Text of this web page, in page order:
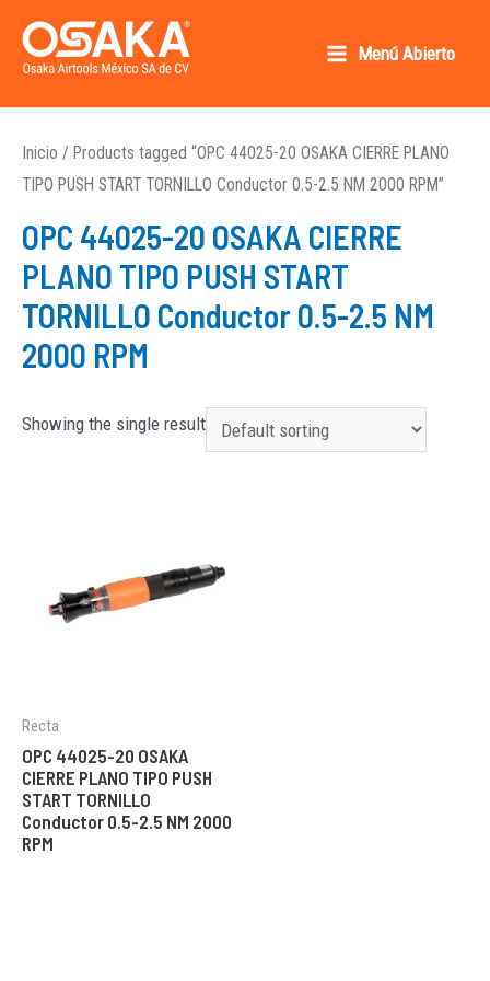
Menú Abierto
Inicio / Products tagged “OPC 44025-20 OSAKA CIERRE PLANO
TIPO PUSH START TORNILLO Conductor 0.5-2.5 NM 2000 RPM”
OPC 44025-20 OSAKA CIERRE
PLANO TIPO PUSH START
TORNILLO Conductor 0.5-2.5 NM
2000 RPM
Showing the single result
Recta
OPC 44025-20 OSAKA
CIERRE PLANO TIPO PUSH
START TORNILLO
Conductor 0.5-2.5 NM 2000
RPM